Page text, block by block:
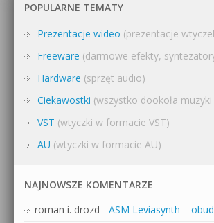
POPULARNE TEMATY
Prezentacje wideo (prezentacje
Freeware (darmowe efekty,
Hardware (sprzęt audio)
Ciekawostki (wszystko dookoła
VST (wtyczki w formacie VST)
AU (wtyczki w formacie AU)
NAJNOWSZE KOMENTARZE
roman i. drozd - ASM Leviasynth –